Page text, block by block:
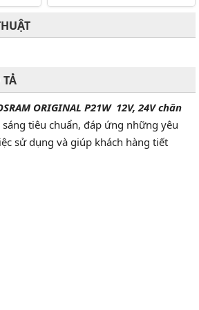
ORIGINAL P21W 12V, 24V chân
tiêu chuẩn, đáp ứng những yêu
sử dụng và giúp khách hàng tiết